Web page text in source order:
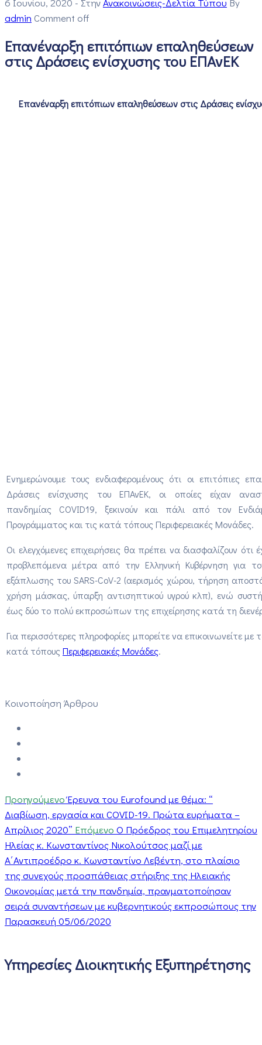
admin Comment off
Επανέναρξη επιτόπιων επαληθεύσεων
στις Δράσεις ενίσχυσης του ΕΠΑνΕΚ
Επανέναρξη επιτόπιων επαληθεύσεων στις Δράσεις
Ενημερώνουμε τους ενδιαφερομένους ότι οι επιτόπιες
Δράσεις ενίσχυσης του ΕΠΑνΕΚ, οι οποίες είχαν
πανδημίας COVID19, ξεκινούν και πάλι από τον
Προγράμματος και τις κατά τόπους Περιφερειακές Μονάδες.
Οι ελεγχόμενες επιχειρήσεις θα πρέπει να διασφαλίζουν ότι
προβλεπόμενα μέτρα από την Ελληνική Κυβέρνηση για
εξάπλωσης του SARS-CoV-2 (αερισμός χώρου, τήρηση
χρήση μάσκας, ύπαρξη αντισηπτικού υγρού κλπ), ενώ
έως δύο το πολύ εκπροσώπων της επιχείρησης κατά τη
Για περισσότερες πληροφορίες μπορείτε να επικοινωνείτε με
κατά τόπουςΠεριφερειακές Μονάδες.
Κοινοποίηση Άρθρου
Προηγούμενο Έρευνα του Eurofound με θέμα: “
Διαβίωση, εργασία και COVID-19. Πρώτα ευρήματα –
Απρίλιος 2020” Επόμενο Ο Πρόεδρος του Επιμελητηρίου
Ηλείας κ. Κωνσταντίνος Νικολούτσος μαζί με
Α΄Αντιπροέδρο κ. Κωνσταντίνο Λεβέντη, στο πλαίσιο
της συνεχούς προσπάθειας στήριξης της Ηλειακής
Οικονομίας μετά την πανδημία, πραγματοποίησαν
σειρά συναντήσεων με κυβερνητικούς εκπροσώπους την
Παρασκευή 05/06/2020
Υπηρεσίες Διοικητικής Εξυπηρέτησης